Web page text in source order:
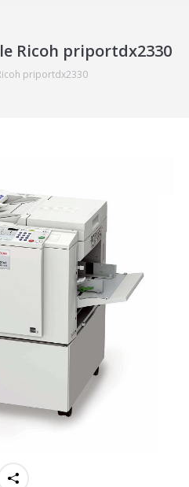
Ricoh priportdx2330
priportdx2330